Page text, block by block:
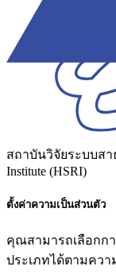
สถาบันวิจัยระบบส
Institute (HSRI)
ตั้งค่าความเป็นส่วนตัว
คุณสามารถเลือกก
ประเภทได้ตามควา